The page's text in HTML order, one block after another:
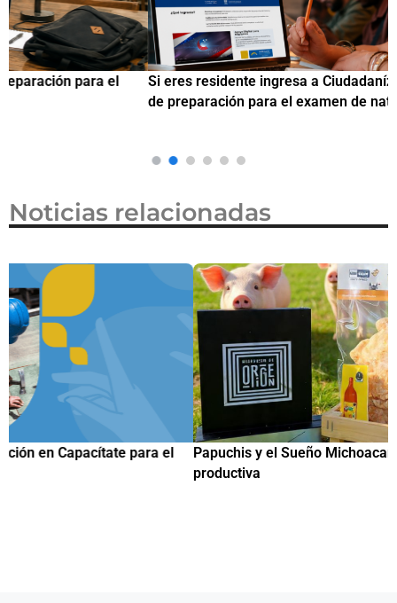
Si eres residente ingresa a Ciudadanízate, el curso gratuito
de preparación para el examen de naturalización en EUA
Noticias relacionadas
Papuchis y el Sueño Michoacano como alternativa